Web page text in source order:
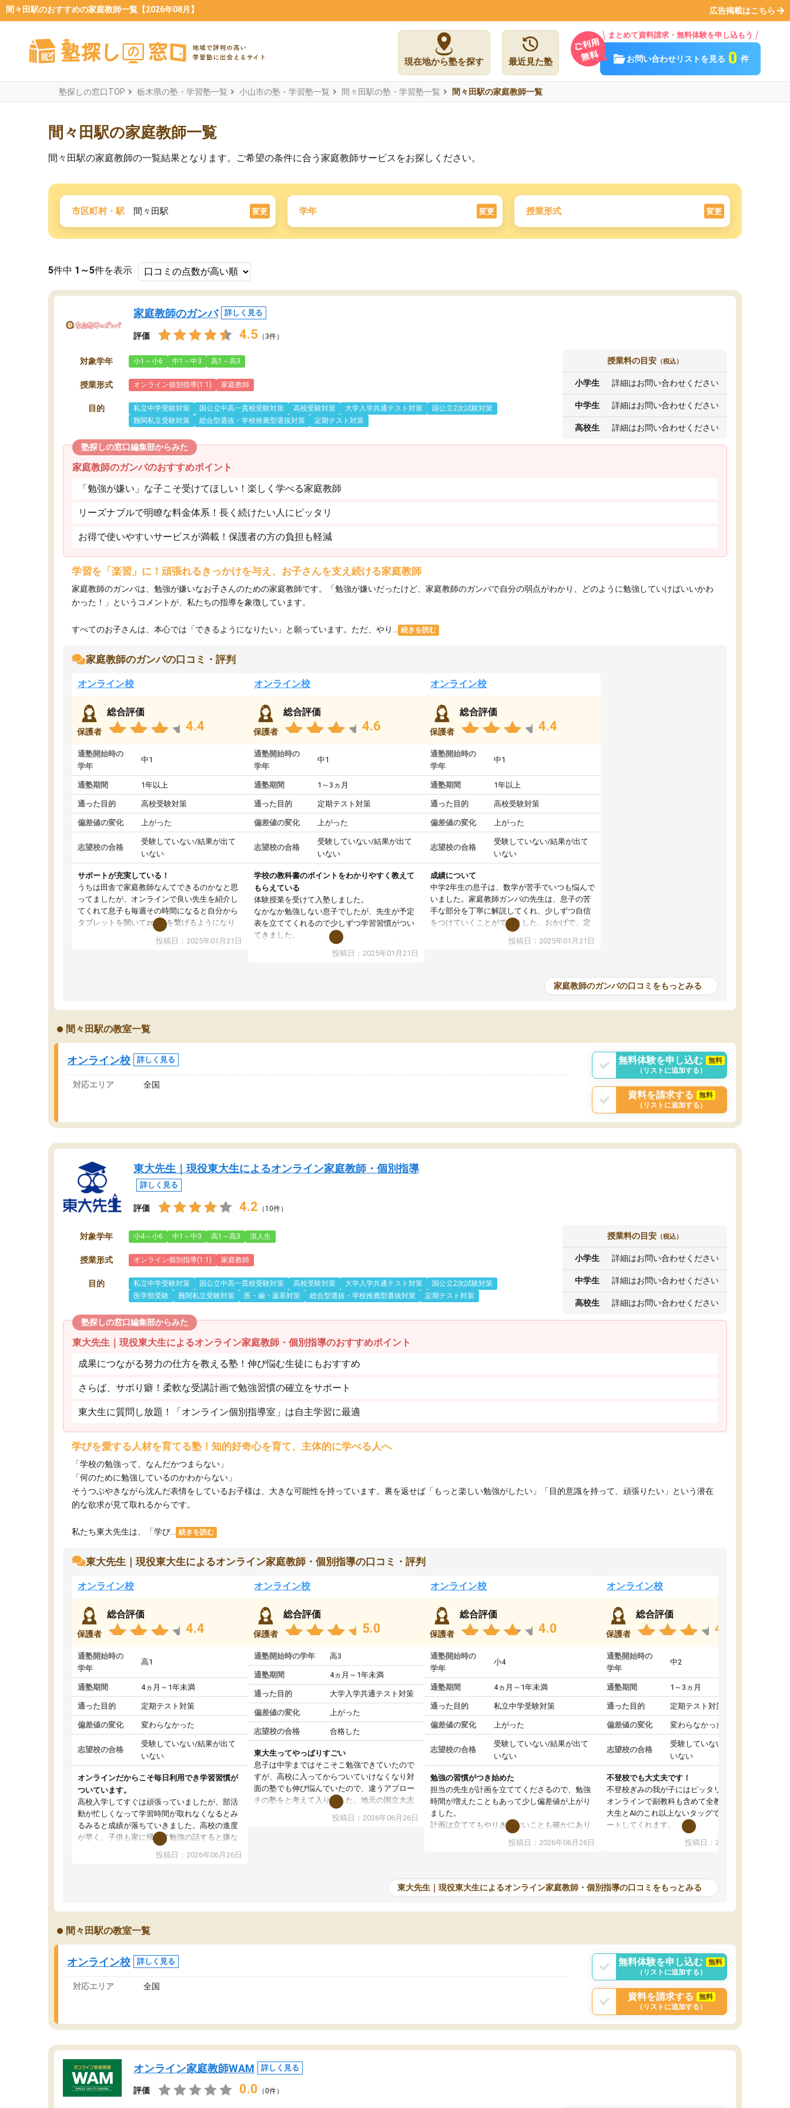
間々田駅のおすすめの家庭教師一覧【2026年08月】 広告掲載はこちら
現在地から塾を探す 最近見た塾
まとめて資料請求・無料体験を申し込もう
お問い合わせリストを見る 0 件
塾探しの窓口TOP 栃木県の塾・学習塾一覧 小山市の塾・学習塾一覧 間々田駅の塾・学習塾一覧 間々田駅の家庭教師一覧
間々田駅の家庭教師一覧
間々田駅の家庭教師の一覧結果となります。ご希望の条件に合う家庭教師サービスをお探しください。
市区町村・駅 間々田駅 変更 学年 変更 授業形式 変更
5件中 1～5件を表示
家庭教師のガンバ 詳しく見る
評価 4.5 （3件）
対象学年 小1～小6 中1～中3 高1～高3
授業形式 オンライン個別指導(1:1) 家庭教師
目的 私立中学受験対策 国公立中高一貫校受験対策 高校受験対策 大学入学共通テスト対策
国公立2次試験対策
難関私立受験対策
総合型選抜・学校推薦型選抜対策 定期テスト対策
授業料の目安 （税込）
小学生 詳細はお問い合わせください
中学生 詳細はお問い合わせください
高校生 詳細はお問い合わせください
塾探しの窓口編集部からみた
家庭教師のガンバのおすすめポイント
「勉強が嫌い」な子こそ受けてほしい！楽しく学べる家庭教師
リーズナブルで明瞭な料金体系！長く続けたい人にピッタリ
お得で使いやすいサービスが満載！保護者の方の負担も軽減
学習を「楽習」に！頑張れるきっかけを与え、お子さんを支え続ける家庭教師
家庭教師のガンバは、勉強が嫌いなお子さんのための家庭教師です。「勉強が嫌いだったけど、家庭教師のガンバで自分の弱点がわかり、どのように勉強していけばいいかわ
かった！」というコメントが、私たちの指導を象徴しています。
すべてのお子さんは、本心では「できるようになりたい」と願っています。ただ、やり... 続きを読む
家庭教師のガンバの口コミ・評判
オンライン校
保護者
総合評価
4.4
通塾開始時の
学年
中1
通塾期間 1年以上
通った目的 高校受験対策
偏差値の変化 上がった
志望校の合格
受験していない/結果が出て
いない
サポートが充実している！
うちは田舎で家庭教師なんてできるのかなと思
ってましたが、オンラインで良い先生を紹介し
てくれて息子も毎週その時間になると自分から
タブレットを開いてzoomを繋げるようになり
ました！5科目なんでもOKなのもとても気に入
投稿日：2025年01月21日
オンライン校
保護者
総合評価
4.6
通塾開始時の
学年
中1
通塾期間 1～3ヵ月
通った目的 定期テスト対策
偏差値の変化 上がった
志望校の合格
受験していない/結果が出て
いない
学校の教科書のポイントをわかりやすく教えて
もらえている
体験授業を受けて入塾しました。
なかなか勉強しない息子でしたが、先生が予定
表を立ててくれるので少しずつ学習習慣がつい
てきました。
オンラインで週に一度の受講ですが、指導が無
い日も予定表に基づいて勉強したり、LINEでわ
投稿日：2025年01月21日
オンライン校
保護者
総合評価
4.4
通塾開始時の
学年
中1
通塾期間 1年以上
通った目的 高校受験対策
偏差値の変化 上がった
志望校の合格
受験していない/結果が出て
いない
成績について
中学2年生の息子は、数学が苦手でいつも悩んで
いました。家庭教師ガンバの先生は、息子の苦
手な部分を丁寧に解説してくれ、少しずつ自信
をつけていくことができました。おかげで、定
期テストの成績が10点以上アップし、本人もと
投稿日：2025年01月21日
家庭教師のガンバの口コミをもっとみる
間々田駅の教室一覧
オンライン校 詳しく見る
対応エリア 全国
無料体験を申し込む
無料
（リストに追加する）
資料を請求する
無料
（リストに追加する）
東大先生｜現役東大生によるオンライン家庭教師・個別指導
詳しく見る
評価 4.2 （10件）
対象学年 小4～小6 中1～中3 高1～高3 浪人生
授業形式 オンライン個別指導(1:1) 家庭教師
目的 私立中学受験対策 国公立中高一貫校受験対策 高校受験対策 大学入学共通テスト対策
国公立2次試験対策
医学部受験
難関私立受験対策 医・歯・薬系対策 総合型選抜・学校推薦型選抜対策 定期テスト対策
授業料の目安 （税込）
小学生 詳細はお問い合わせください
中学生 詳細はお問い合わせください
高校生 詳細はお問い合わせください
塾探しの窓口編集部からみた
東大先生｜現役東大生によるオンライン家庭教師・個別指導のおすすめポイント
成果につながる努力の仕方を教える塾！伸び悩む生徒にもおすすめ
さらば、サボり癖！柔軟な受講計画で勉強習慣の確立をサポート
東大生に質問し放題！「オンライン個別指導室」は自主学習に最適
学びを愛する人材を育てる塾！知的好奇心を育て、主体的に学べる人へ
「学校の勉強って、なんだかつまらない」
「何のために勉強しているのかわからない」
そうつぶやきながら沈んだ表情をしているお子様は、大きな可能性を持っています。裏を返せば「もっと楽しい勉強がしたい」「目的意識を持って、頑張りたい」という潜在
的な欲求が見て取れるからです。
私たち東大先生は、「学び... 続きを読む
東大先生｜現役東大生によるオンライン家庭教師・個別指導の口コミ・評判
オンライン校
保護者
総合評価
4.4
通塾開始時の
学年
高1
通塾期間 4ヵ月～1年未満
通った目的 定期テスト対策
偏差値の変化 変わらなかった
志望校の合格
受験していない/結果が出て
いない
オンラインだからこそ毎日利用でき学習習慣が
ついています。
高校入学してすぐは頑張っていましたが、部活
動が忙しくなって学習時間が取れなくなるとみ
るみると成績が落ちていきました。高校の進度
が早く、子供も家に帰って勉強の話すると嫌な
反応を示します。東大先生にお願いしてからは
効率的な計画を先生が立ててくれるので、親と
投稿日：2026年06月26日
オンライン校
保護者
総合評価
5.0
通塾開始時の学年 高3
通塾期間 4ヵ月～1年未満
通った目的 大学入学共通テスト対策
偏差値の変化 上がった
志望校の合格 合格した
東大生ってやっぱりすごい
息子は中学まではそこそこ勉強できていたので
すが、高校に入ってからついていけなくなり対
面の塾でも伸び悩んでいたので、違うアプロー
チの塾をと考えて入りました。地元の国立大志
望で、当初は模試でD判定でしたので心配して
いたのですが、やはり東大生は受験勉強に詳し
投稿日：2026年06月26日
オンライン校
保護者
総合評価
4.0
通塾開始時の
学年
小4
通塾期間 4ヵ月～1年未満
通った目的 私立中学受験対策
偏差値の変化 上がった
志望校の合格
受験していない/結果が出て
いない
勉強の習慣がつき始めた
担当の先生が計画を立ててくださるので、勉強
時間が増えたこともあって少し偏差値が上がり
ました。
計画は立ててもやりきれないことも確かにあり
ますが、サボってしまう日は徐々に減ってき
て、成績が上がったことで本人もやる気になっ
投稿日：2026年06月26日
オンライン校
保護者
総合評価
4.4
通塾開始時の
学年
中2
通塾期間 1～3ヵ月
通った目的 定期テスト対策
偏差値の変化 変わらなかった
志望校の合格
受験していない/結果が出て
いない
不登校でも大丈夫です！
不登校ぎみの我が子にはピッタリの塾です。
オンラインで副教科も含めて全教科対応で、東
大生とAIのこれ以上ないタッグで、学習をサポ
ートしてくれます。
また、オンラインの自習室もまだ使えていませ
んが毎日利用でき（東大生が常駐していま
れるので、ちょっと教わるぐらいじゃ全然時間
が足りない！ みたいな方にピッタリです。
投稿日：2026年06月18日
東大先生｜現役東大生によるオンライン家庭教師・個別指導の口コミをもっとみる
間々田駅の教室一覧
オンライン校 詳しく見る
対応エリア 全国
無料体験を申し込む
無料
（リストに追加する）
資料を請求する
無料
（リストに追加する）
オンライン家庭教師WAM 詳しく見る
評価 0.0 （0件）